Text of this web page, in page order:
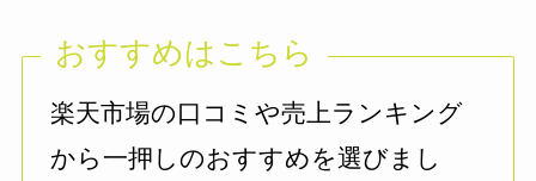
おすすめはこちら
楽天市場の口コミや売上ランキング
から一押しのおすすめを選びまし